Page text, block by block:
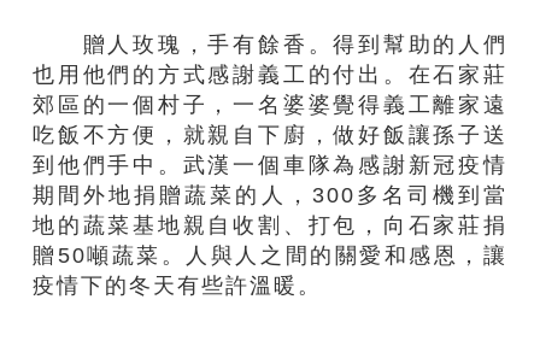
贈人玫瑰，手有餘香。得到幫助的人們
也用他們的方式感謝義工 的付出。在石家莊
郊區的一個村子，一名婆婆覺得義工離家遠
吃飯不方便，就親自下廚，做好飯讓孫子送
到他們手中。武漢一個車隊為感謝新冠疫情
期間外地捐贈蔬菜 的人
，300多名司機到當
地的蔬菜基地親自收割、打包，向石家莊捐
贈50噸蔬菜。人與人之間的關愛和感恩，讓
疫情下的冬天有些許溫暖。